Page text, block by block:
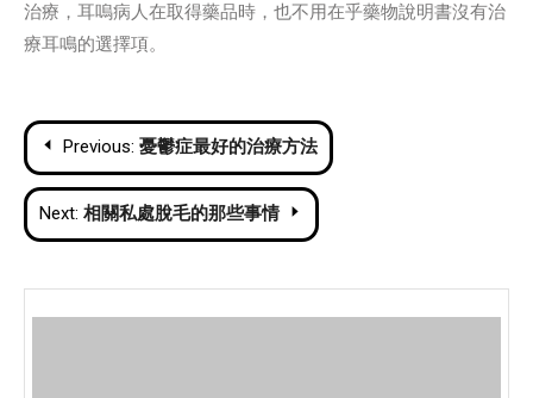
治療，耳嗚病人在取得藥品時，也不用在乎藥物說明書沒有治
療耳鳴的選擇項。
Post
navigation
Previous: 憂鬱症最好的治療方法
Next: 相關私處脫毛的那些事情